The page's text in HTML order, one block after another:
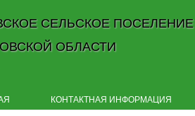
СЕЛЬСКОЕ
ОБЛАСТИ
КОНТАКТНАЯ ИНФОРМАЦИЯ